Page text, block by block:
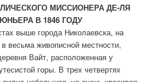
МИССИОНЕРА ДЕ-ЛЯ
В 1846 ГОДУ
выше города Николаевска, на
весьма живописной местности,
Вайт, расположенная у
горы. В трех четвертях